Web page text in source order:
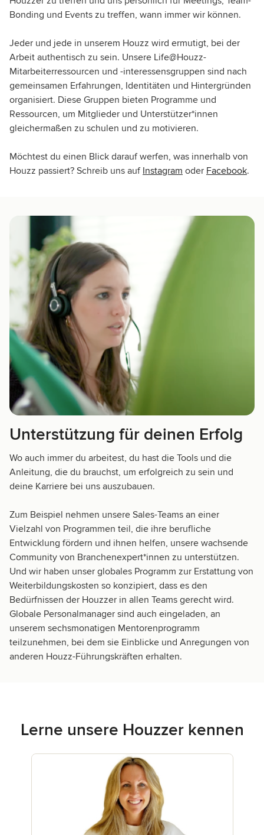
Bonding und Events zu treffen, wann immer wir können.
Jeder und jede in unserem Houzz wird ermutigt, bei der
Arbeit authentisch zu sein. Unsere Life@Houzz-
Mitarbeiterressourcen und -interessensgruppen sind nach
gemeinsamen Erfahrungen, Identitäten und Hintergründen
organisiert. Diese Gruppen bieten Programme und
Ressourcen, um Mitglieder und Unterstützer*innen
gleichermaßen zu schulen und zu motivieren.
Möchtest du einen Blick darauf werfen, was innerhalb von
Houzz passiert? Schreib uns auf Instagram oder Facebook.
Unterstützung für deinen Erfolg
Wo auch immer du arbeitest, du hast die Tools und die
Anleitung, die du brauchst, um erfolgreich zu sein und
deine Karriere bei uns auszubauen.
Zum Beispiel nehmen unsere Sales-Teams an einer
Vielzahl von Programmen teil, die ihre berufliche
Entwicklung fördern und ihnen helfen, unsere wachsende
Community von Branchenexpert*innen zu unterstützen.
Und wir haben unser globales Programm zur Erstattung von
Weiterbildungskosten so konzipiert, dass es den
Bedürfnissen der Houzzer in allen Teams gerecht wird.
Globale Personalmanager sind auch eingeladen, an
unserem sechsmonatigen Mentorenprogramm
teilzunehmen, bei dem sie Einblicke und Anregungen von
anderen Houzz-Führungskräften erhalten.
Lerne unsere Houzzer kennen